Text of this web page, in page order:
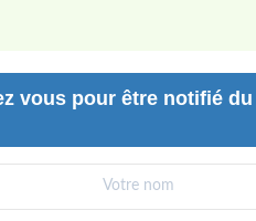
vous pour être notifié